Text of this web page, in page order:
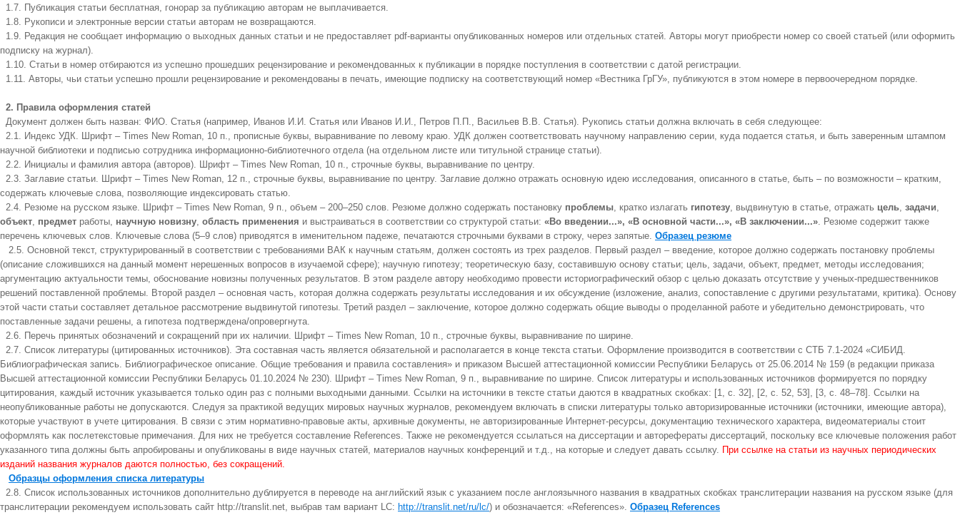
1.7. Публикация статьи бесплатная, гонорар за публикацию авторам не выплачивается.
1.8. Рукописи и электронные версии статьи авторам не возвращаются.
1.9. Редакция не сообщает информацию о выходных данных статьи и не предоставляет pdf-варианты опубликованных номеров или отдельных статей. Авторы могут приобрести номер со своей статьей (или оформить
подписку на журнал).
1.10. Статьи в номер отбираются из успешно прошедших рецензирование и рекомендованных к публикации в порядке поступления в соответствии с датой регистрации.
1.11. Авторы, чьи статьи успешно прошли рецензирование и рекомендованы в печать, имеющие подписку на соответствующий номер «Вестника ГрГУ», публикуются в этом номере в первоочередном порядке.
2. Правила оформления статей
Документ должен быть назван: ФИО. Статья (например, Иванов И.И. Статья или Иванов И.И., Петров П.П., Васильев В.В. Статья). Рукопись статьи должна включать в себя следующее:
2.1. Индекс УДК. Шрифт – Times New Roman, 10 п., прописные буквы, выравнивание по левому краю. УДК должен соответствовать научному направлению серии, куда подается статья, и быть заверенным штампом
научной библиотеки и подписью сотрудника информационно-библиотечного отдела (на отдельном листе или титульной странице статьи).
2.2. Инициалы и фамилия автора (авторов). Шрифт – Times New Roman, 10 п., строчные буквы, выравнивание по центру.
2.3. Заглавие статьи. Шрифт – Times New Roman, 12 п., строчные буквы, выравнивание по центру. Заглавие должно отражать основную идею исследования, описанного в статье, быть – по возможности – кратким,
содержать ключевые слова, позволяющие индексировать статью.
2.4. Резюме на русском языке. Шрифт – Times New Roman, 9 п., объем – 200–250 слов. Резюме должно содержать постановку проблемы, кратко излагать гипотезу, выдвинутую в статье, отражать цель, задачи,
объект, предмет работы, научную новизну, область применения и выстраиваться в соответствии со структурой статьи: «Во введении...», «В основной части...», «В заключении...». Резюме содержит также
перечень ключевых слов. Ключевые слова (5–9 слов) приводятся в именительном падеже, печатаются строчными буквами в строку, через запятые. Образец резюме
2.5. Основной текст, структурированный в соответствии с требованиями ВАК к научным статьям, должен состоять из трех разделов. Первый раздел – введение, которое должно содержать постановку проблемы
(описание сложившихся на данный момент нерешенных вопросов в изучаемой сфере); научную гипотезу; теоретическую базу, составившую основу статьи; цель, задачи, объект, предмет, методы исследования;
аргументацию актуальности темы, обоснование новизны полученных результатов. В этом разделе автору необходимо провести историографический обзор с целью доказать отсутствие у ученых-предшественников
решений поставленной проблемы. Второй раздел – основная часть, которая должна содержать результаты исследования и их обсуждение (изложение, анализ, сопоставление с другими результатами, критика). Основу
этой части статьи составляет детальное рассмотрение выдвинутой гипотезы. Третий раздел – заключение, которое должно содержать общие выводы о проделанной работе и убедительно демонстрировать, что
поставленные задачи решены, а гипотеза подтверждена/опровергнута.
2.6. Перечь принятых обозначений и сокращений при их наличии. Шрифт – Times New Roman, 10 п., строчные буквы, выравнивание по ширине.
2.7. Список литературы (цитированных источников). Эта составная часть является обязательной и располагается в конце текста статьи. Оформление производится в соответствии с СТБ 7.1-2024 «СИБИД.
Библиографическая запись. Библиографическое описание. Общие требования и правила составления» и приказом Высшей аттестационной комиссии Республики Беларусь от 25.06.2014 № 159 (в редакции приказа
Высшей аттестационной комиссии Республики Беларусь 01.10.2024 № 230). Шрифт – Times New Roman, 9 п., выравнивание по ширине. Список литературы и использованных источников формируется по порядку
цитирования, каждый источник указывается только один раз с полными выходными данными. Ссылки на источники в тексте статьи даются в квадратных скобках: [1, с. 32], [2, с. 52, 53], [3, с. 48–78]. Ссылки на
неопубликованные работы не допускаются. Следуя за практикой ведущих мировых научных журналов, рекомендуем включать в списки литературы только авторизированные источники (источники, имеющие автора),
которые участвуют в учете цитирования. В связи с этим нормативно-правовые акты, архивные документы, не авторизированные Интернет-ресурсы, документацию технического характера, видеоматериалы стоит
оформлять как послетекстовые примечания. Для них не требуется составление References. Также не рекомендуется ссылаться на диссертации и авторефераты диссертаций, поскольку все ключевые положения работ
указанного типа должны быть апробированы и опубликованы в виде научных статей, материалов научных конференций и т.д., на которые и следует давать ссылку. При ссылке на статьи из научных периодических
изданий названия журналов даются полностью, без сокращений.
Образцы оформления списка литературы
2.8. Список использованных источников дополнительно дублируется в переводе на английский язык с указанием после англоязычного названия в квадратных скобках транслитерации названия на русском языке (для
транслитерации рекомендуем использовать сайт http://translit.net, выбрав там вариант LC: http://translit.net/ru/lc/) и обозначается: «References». Образец References